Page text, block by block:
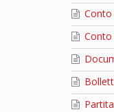
Conto